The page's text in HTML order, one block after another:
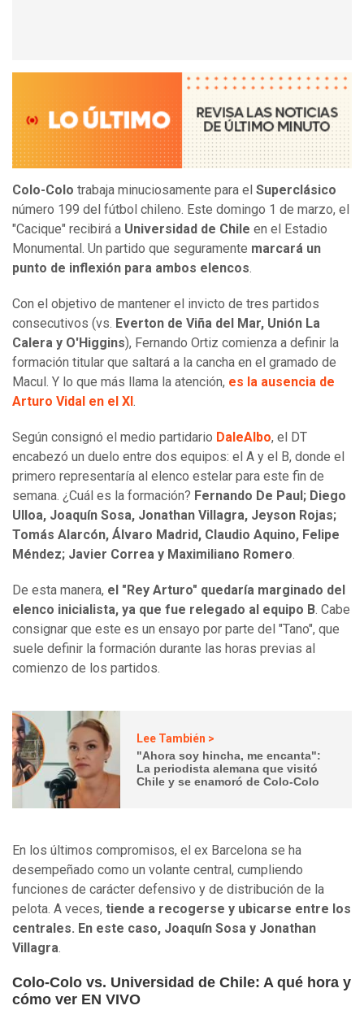
Colo-Colo trabaja minuciosamente para el Superclásico
número 199 del fútbol chileno. Este domingo 1 de marzo, el
"Cacique" recibirá a Universidad de Chile en el Estadio
Monumental. Un partido que seguramente marcará un
punto de inflexión para ambos elencos.
Con el objetivo de mantener el invicto de tres partidos
consecutivos (vs. Everton de Viña del Mar, Unión La
Calera y O'Higgins), Fernando Ortiz comienza a definir la
formación titular que saltará a la cancha en el gramado de
Macul. Y lo que más llama la atención, es la ausencia de
Arturo Vidal en el XI .
Según consignó el medio partidario DaleAlbo, el DT
encabezó un duelo entre dos equipos: el A y el B, donde el
primero representaría al elenco estelar para este fin de
semana. ¿Cuál es la formación? Fernando De Paul; Diego
Ulloa, Joaquín Sosa, Jonathan Villagra, Jeyson Rojas;
Tomás Alarcón, Álvaro Madrid, Claudio Aquino, Felipe
Méndez; Javier Correa y Maximiliano Romero.
De esta manera, el "Rey Arturo" quedaría marginado del
elenco inicialista, ya que fue relegado al equipo B. Cabe
consignar que este es un ensayo por parte del "Tano", que
suele definir la formación durante las horas previas al
comienzo de los partidos.
Lee También >
"Ahora soy hincha, me encanta":
La periodista alemana que visitó
Chile y se enamoró de Colo-Colo
En los últimos compromisos, el ex Barcelona se ha
desempeñado como un volante central, cumpliendo
funciones de carácter defensivo y de distribución de la
pelota. A veces, tiende a recogerse y ubicarse entre los
centrales. En este caso, Joaquín Sosa y Jonathan
Villagra.
Colo-Colo vs. Universidad de Chile: A qué hora y
cómo ver EN VIVO